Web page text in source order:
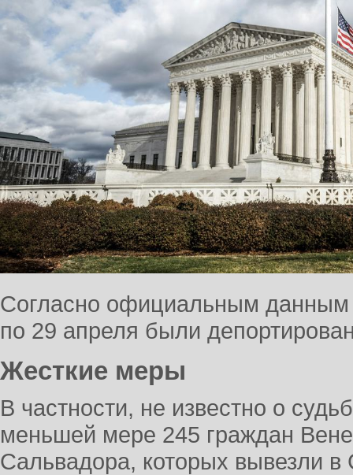
Согласно официальным
по 29 апреля были
Жесткие меры
В частности, не известно о
меньшей мере 245 граждан
Сальвадора, которых вывезли в